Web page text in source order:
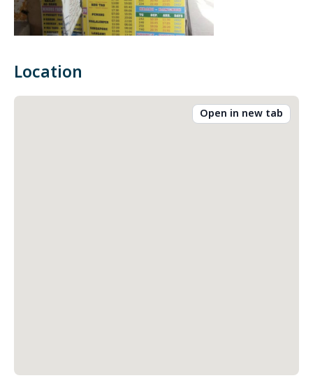
Location
Open in new tab